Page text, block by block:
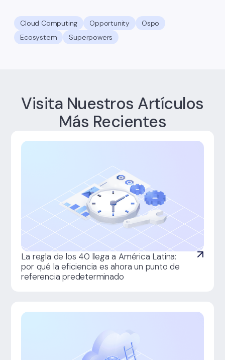
Cloud Computing Opportunity
Ospo
Ecosystem
Superpowers
Visita Nuestros Artículos
Más Recientes
La regla de los 40 llega a América Latina:
por qué la eficiencia es ahora un punto de
referencia predeterminado